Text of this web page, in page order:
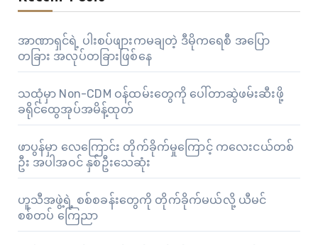
အာဏာရှင်ရဲ့ ပါးစပ်ဖျားကမချတဲ့ ဒီမိုကရေစီ အပြော
တခြား အလုပ်တခြားဖြစ်နေ
သထုံမှာ Non-CDM ဝန်ထမ်းတွေကို ပေါ်တာဆွဲဖမ်းဆီးဖို့
ခရိုင်ထွေအုပ်အမိန့်ထုတ်
ဖာပွန်မှာ လေကြောင်း တိုက်ခိုက်မှုကြောင့် ကလေးငယ်တစ်
ဦး အပါအဝင် နှစ်ဦးသေဆုံး
ဟူသီအဖွဲ့ရဲ့ စစ်စခန်းတွေကို တိုက်ခိုက်မယ်လို့ ယီမင်
စစ်တပ် ကြေညာ